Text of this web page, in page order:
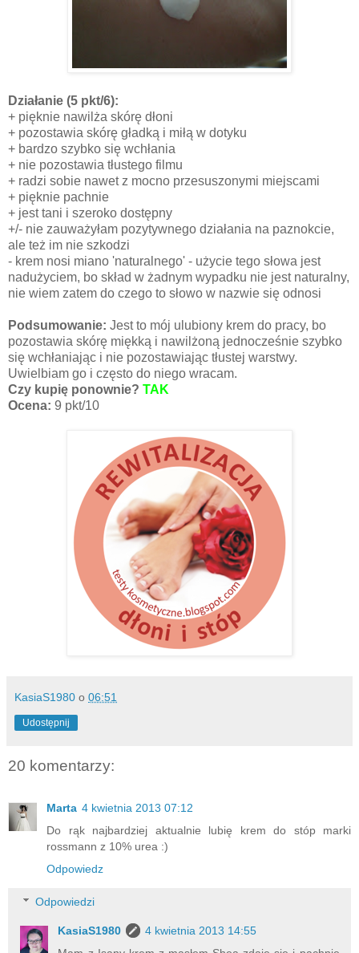
Działanie (5 pkt/6):
+ pięknie nawilża skórę dłoni
+ pozostawia skórę gładką i miłą w dotyku
+ bardzo szybko się wchłania
+ nie pozostawia tłustego filmu
+ radzi sobie nawet z mocno przesuszonymi miejscami
+ pięknie pachnie
+ jest tani i szeroko dostępny
+/- nie zauważyłam pozytywnego działania na paznokcie,
ale też im nie szkodzi
- krem nosi miano 'naturalnego' - użycie tego słowa jest
nadużyciem, bo skład w żadnym wypadku nie jest naturalny,
nie wiem zatem do czego to słowo w nazwie się odnosi
Podsumowanie: Jest to mój ulubiony krem do pracy, bo
pozostawia skórę miękką i nawilżoną jednocześnie szybko
się wchłaniając i nie pozostawiając tłustej warstwy.
Uwielbiam go i często do niego wracam.
Czy kupię ponownie? TAK
Ocena: 9 pkt/10
KasiaS1980 o 06:51
Udostępnij
20 komentarzy:
Marta 4 kwietnia 2013 07:12
Do rąk najbardziej aktualnie lubię krem do stóp marki
rossmann z 10% urea :)
Odpowiedz
Odpowiedzi
KasiaS1980
4 kwietnia 2013 14:55